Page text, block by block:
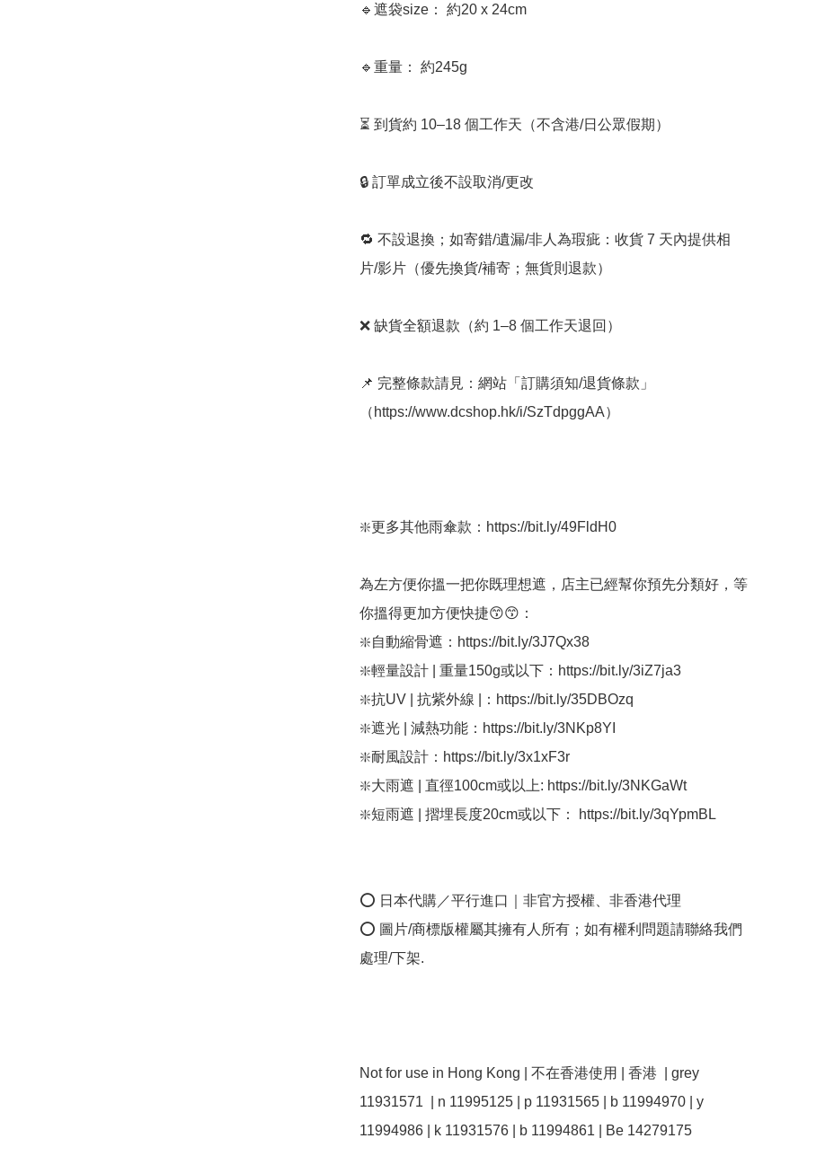
🔹遮袋size： 約20 x 24cm
🔹重量： 約245g
⏳ 到貨約 10–18 個工作天（不含港/日公眾假期）
🔒 訂單成立後不設取消/更改
🔁 不設退換；如寄錯/遺漏/非人為瑕疵：收貨 7 天內提供相
片/影片（優先換貨/補寄；無貨則退款）
❌ 缺貨全額退款（約 1–8 個工作天退回）
📌 完整條款請見：網站「訂購須知/退貨條款」
（https://www.dcshop.hk/i/SzTdpggAA）
❇️更多其他雨傘款：https://bit.ly/49FldH0
為左方便你搵一把你既理想遮，店主已經幫你預先分類好，等
你搵得更加方便快捷😙😙：
❇️自動縮骨遮：https://bit.ly/3J7Qx38
❇️輕量設計 | 重量150g或以下：https://bit.ly/3iZ7ja3
❇️抗UV | 抗紫外線 |：https://bit.ly/35DBOzq
❇️遮光 | 減熱功能：https://bit.ly/3NKp8YI
❇️耐風設計：https://bit.ly/3x1xF3r
❇️大雨遮 | 直徑100cm或以上: https://bit.ly/3NKGaWt
❇️短雨遮 | 摺埋長度20cm或以下： https://bit.ly/3qYpmBL
⭕ 日本代購／平行進口｜非官方授權、非香港代理
⭕ 圖片/商標版權屬其擁有人所有；如有權利問題請聯絡我們
處理/下架.
Not for use in Hong Kong | 不在香港使用 | 香港  | grey
11931571  | n 11995125 | p 11931565 | b 11994970 | y
11994986 | k 11931576 | b 11994861 | Be 14279175